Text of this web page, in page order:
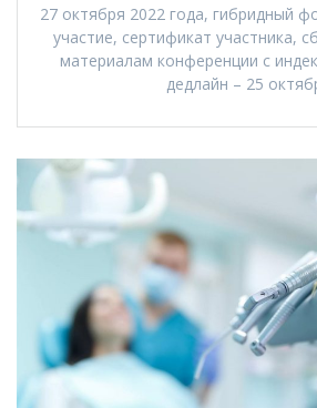
27 октября 2022 года, гибридный
участие, сертификат участника,
материалам конференции с
дедлайн – 25